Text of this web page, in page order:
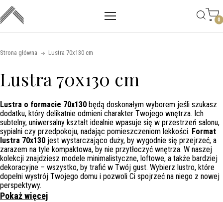
Skip to content
Main mobile navigation
0
Strona główna Lustra 70x130 cm
Lustra 70x130 cm
Lustra o formacie 70x130 będą doskonałym wyborem jeśli szukasz
dodatku, który delikatnie odmieni charakter Twojego wnętrza. Ich
subtelny, uniwersalny kształt idealnie wpasuje się w przestrzeń salonu,
sypialni czy przedpokoju, nadając pomieszczeniom lekkości. Format
lustra 70x130 jest wystarczająco duży, by wygodnie się przejrzeć, a
zarazem na tyle kompaktowa, by nie przytłoczyć wnętrza. W naszej
kolekcji znajdziesz modele minimalistyczne, loftowe, a także bardziej
dekoracyjne – wszystko, by trafić w Twój gust. Wybierz lustro, które
dopełni wystrój Twojego domu i pozwoli Ci spojrzeć na niego z nowej
perspektywy.
Pokaż więcej